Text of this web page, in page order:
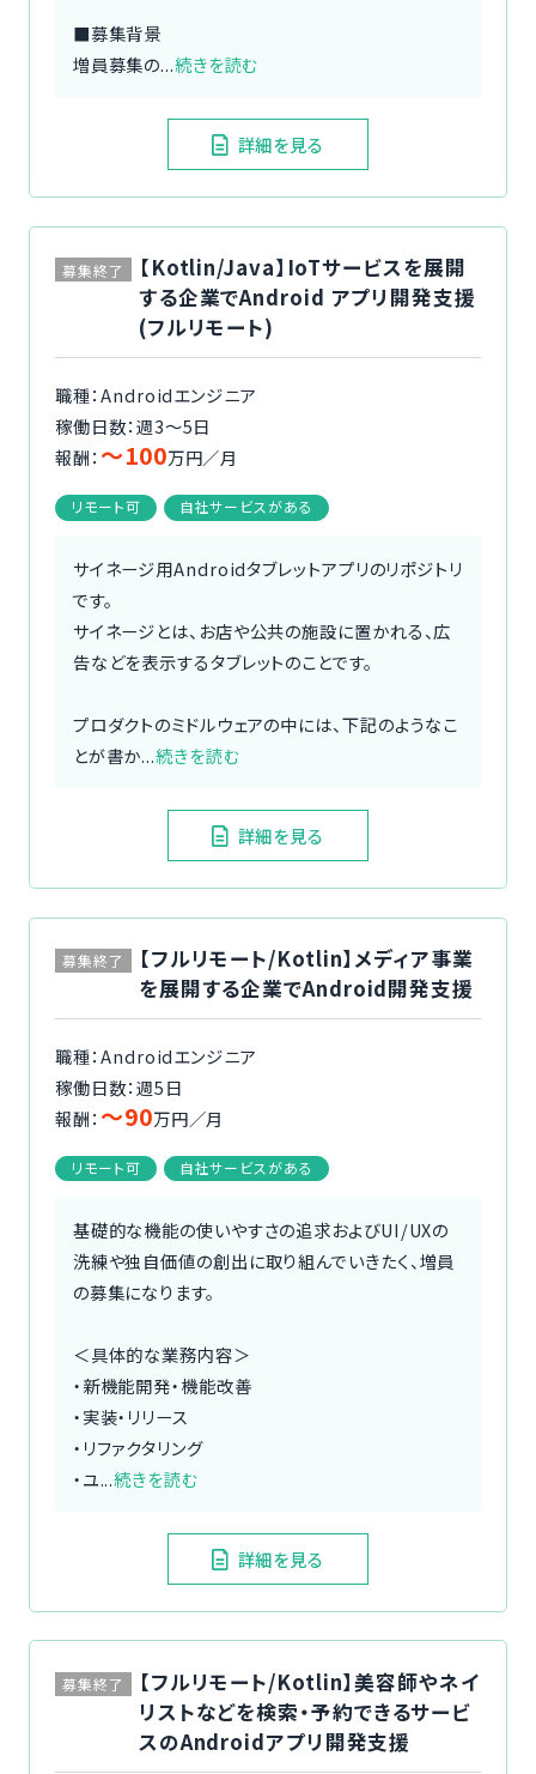
■募集背景
増員募集の...続きを読む
詳細を見る
募集終了
【Kotlin/Java】IoTサービスを展開
する企業でAndroid アプリ開発支援
(フルリモート)
職種：Androidエンジニア
稼働日数：週3〜5日
報酬： 〜100万円／月
リモート可 自社サービスがある
サイネージ用Androidタブレットアプリのリポジトリ
です。
サイネージとは、お店や公共の施設に置かれる、広
告などを表示するタブレットのことです。
プロダクトのミドルウェアの中には、下記のようなこ
とが書か...続きを読む
詳細を見る
募集終了
【フルリモート/Kotlin】メディア事業
を展開する企業でAndroid開発支援
職種：Androidエンジニア
稼働日数：週5日
報酬： 〜90万円／月
リモート可 自社サービスがある
基礎的な機能の使いやすさの追求およびUI/UXの
洗練や独自価値の創出に取り組んでいきたく、増員
の募集になります。
＜具体的な業務内容＞
・新機能開発・機能改善
・実装・リリース
・リファクタリング
・ユ...続きを読む
詳細を見る
募集終了
【フルリモート/Kotlin】美容師やネイ
リストなどを検索・予約できるサービ
スのAndroidアプリ開発支援